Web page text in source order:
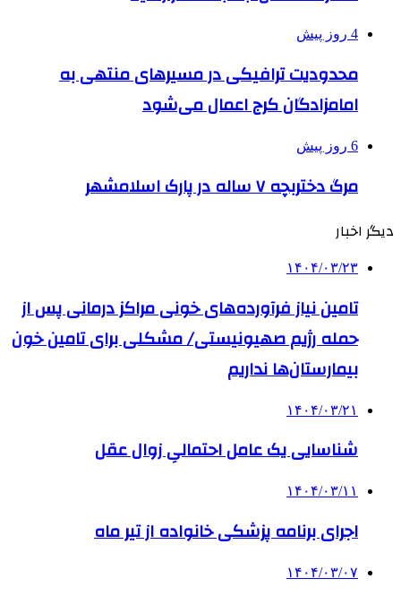
4 روز پیش
محدودیت ترافیکی در مسیرهای منتهی به
امامزادگان کرج اعمال می‌شود
6 روز پیش
مرگ دختربچه ۷ ساله در پارک اسلامشهر
دیگر اخبار
۱۴۰۴/۰۳/۲۳
تامین نیاز فرآورده‌های خونی مراکز درمانی پس از
حمله رژیم صهیونیستی/ مشکلی برای تامین خون
بیمارستان‌ها نداریم
۱۴۰۴/۰۳/۲۱
شناسایی یک عامل احتمالیِ زوال عقل
۱۴۰۴/۰۳/۱۱
اجرای برنامه پزشکی خانواده از تیر ماه
۱۴۰۴/۰۳/۰۷